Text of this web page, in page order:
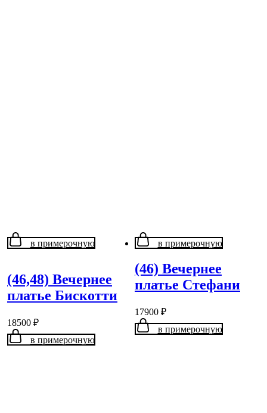
в примерочную
(46,48) Вечернее
платье Бискотти
18500 ₽
в примерочную
в примерочную
(46) Вечернее
платье Стефани
17900 ₽
в примерочную